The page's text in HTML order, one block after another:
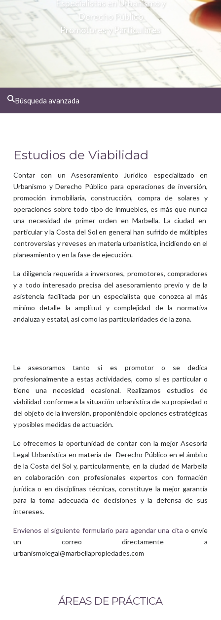
Especialistas en Urbanismo y
Derecho Público
Promotores y Particulares
Búsqueda avanzada
Estudios de Viabilidad
Contar con un Asesoramiento Jurídico especializado en
Urbanismo y Derecho Público para operaciones de inversión,
promoción inmobiliaria, construcción, compra de solares y
operaciones sobre todo tipo de inmuebles, es más que nunca
una necesidad de primer orden en Marbella. La ciudad en
particular y la Costa del Sol en general han sufrido de múltiples
controversias y reveses en materia urbanística, incidiendo en el
planeamiento y en la fase de ejecución.
La diligencia requerida a inversores, promotores, compradores
y a todo interesado precisa del asesoramiento previo y de la
asistencia facilitada por un especialista que conozca al más
mínimo detalle la amplitud y complejidad de la normativa
andaluza y estatal, así como las particularidades de la zona.
Le asesoramos tanto si es promotor o se dedica
profesionalmente a estas actividades, como si es particular o
tiene una necesidad ocasional. Realizamos estudios de
viabilidad conforme a la situación urbanística de su propiedad o
del objeto de la inversión, proponiéndole opciones estratégicas
y posibles medidas de actuación.
Le ofrecemos la oportunidad de contar con la mejor Asesoría
Legal Urbanística en materia de Derecho Público en el ámbito
de la Costa del Sol y, particularmente, en la ciudad de Marbella
en colaboración con profesionales expertos con formación
jurídica o en disciplinas técnicas, constituye la mejor garantía
para la toma adecuada de decisiones y la defensa de sus
intereses.
Envíenos el siguiente formulario para agendar una cita o envíe
un correo directamente a
urbanismolegal@marbellapropiedades.com
ÁREAS DE PRÁCTICA